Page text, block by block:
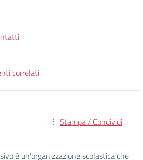
correlati
Stampa / Condividi
è un’organizzazione scolastica che